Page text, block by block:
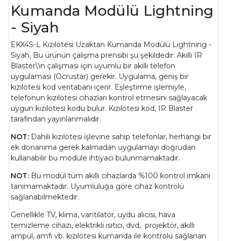
Kumanda Modülü Lightning
- Siyah
EKX4S-L Kızılötesi Uzaktan Kumanda Modülü Lightning -
Siyah, Bu ürünün çalışma prensibi şu şekildedir: Akıllı IR
Blaster\'ın çalışması için uyumlu bir akıllı telefon
uygulaması (Ocrustar) gerekir. Uygulama, geniş bir
kızılötesi kod veritabanı içerir. Eşleştirme işlemiyle,
telefonun kızılötesi cihazları kontrol etmesini sağlayacak
uygun kızılötesi kodu bulur. Kızılötesi kod, IR Blaster
tarafından yayınlanmalıdır.
NOT: Dahili kızılötesi işlevine sahip telefonlar, herhangi bir
ek donanıma gerek kalmadan uygulamayı doğrudan
kullanabilir bu modüle ihtiyacı bulunmamaktadır.
NOT: Bu modül tüm akıllı cihazlarda %100 kontrol imkanı
tanımamaktadır. Uyumluluğa göre cihaz kontrolü
sağlanabilmektedir.
Genellikle TV, klima, vantilatör, uydu alıcısı, hava
temizleme cihazı, elektrikli ısıtıcı, dvd, projektör, akıllı
ampül, amfi vb. kızılötesi kumanda ile kontrolü sağlanan